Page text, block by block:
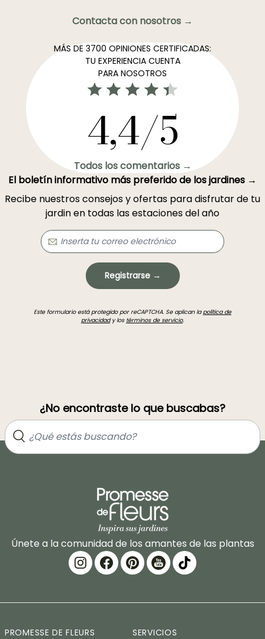
Contacta con nosotros →
MÁS DE 3700 OPINIONES CERTIFICADAS:
TU EXPERIENCIA CUENTA
PARA NOSOTROS
4,4/5
Todos los comentarios →
El boletín informativo más preferido de los jardines →
Recibe nuestros consejos y ofertas para disfrutar de tu
jardin en todas las estaciones del año
Registrarse →
Este formulario está protegido por reCAPTCHA. Se aplican lapolítica de
privacidady los términos de servicio.
¿No encontraste lo que buscabas?
Únete a la comunidad de los amantes de las plantas
PROMESSE DE FLEURS SERVICIOS